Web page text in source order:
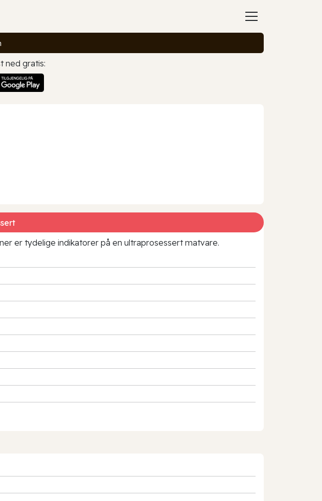
ned gratis:
er tydelige indikatorer på en ultraprosessert matvare.